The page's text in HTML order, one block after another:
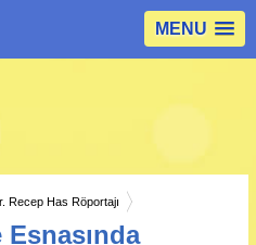
MENU
Recep Has Röportajı